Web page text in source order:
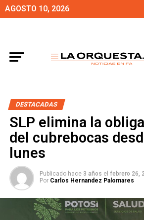
AGOSTO 10, 2026
DESTACADAS
SLP elimina la
del cubrebocas
lunes
Publicado hace 3 años el febrero 26,
Por Carlos Hernandez Palomares